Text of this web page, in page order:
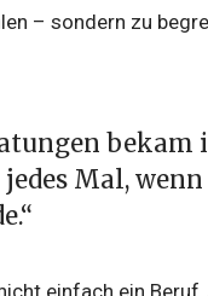
– sondern zu
bekam
Mal, wenn
einfach ein